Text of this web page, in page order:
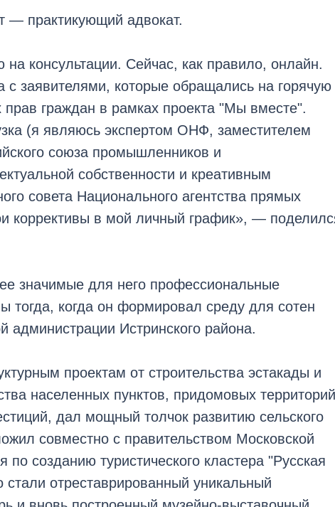
— практикующий адвокат.
консультации. Сейчас, как правило, онлайн.
с заявителями, которые обращались на горячую
граждан в рамках проекта "Мы вместе".
(я являюсь экспертом ОНФ, заместителем
союза промышленников и
собственности и креативным
совета Национального агентства прямых
коррективы в мой личный график», —
значимые для него профессиональные
тогда, когда он формировал среду для сотен
администрации Истринского района.
проектам от строительства эстакады и
населенных пунктов, придомовых
дал мощный толчок развитию сельского
совместно с правительством Московской
созданию туристического кластера "Русская
стали отреставрированный уникальный